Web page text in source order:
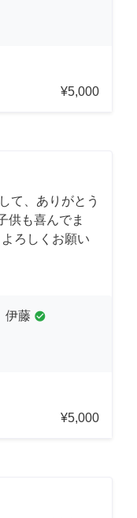
¥5,000
て、ありがとう
供も喜んでま
ろしくお願い
伊藤 check_circle
¥5,000